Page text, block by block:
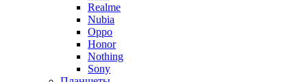
Realme
Nubia
Oppo
Honor
Nothing
Sony